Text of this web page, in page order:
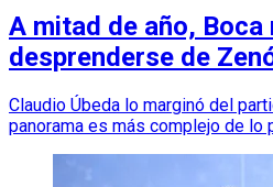
A mitad de año,
desprenderse de
Claudio Úbeda lo marginó del
panorama es más complejo de lo